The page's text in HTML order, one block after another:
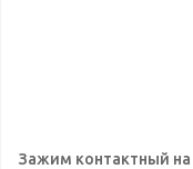
Зажим контактный на